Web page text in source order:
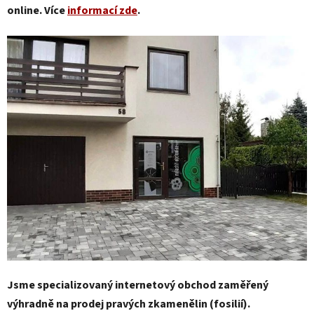
online. Víceinformací zde.
Jsme specializovaný internetový obchod zaměřený
výhradně na prodej pravých zkamenělin (fosilií).